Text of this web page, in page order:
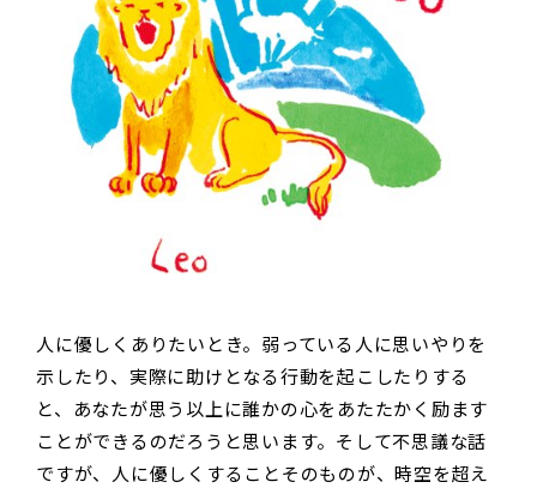
人に優しくありたいとき。弱っている人に思いやりを
示したり、実際に助けとなる行動を起こしたりする
と、あなたが思う以上に誰かの心をあたたかく励ます
ことができるのだろうと思います。そして不思議な話
ですが、人に優しくすることそのものが、時空を超え